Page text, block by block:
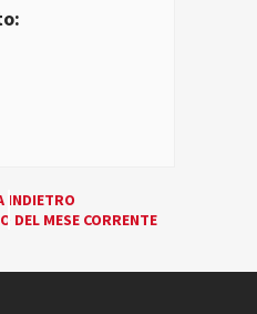
INDIETRO
DEL MESE CORRENTE